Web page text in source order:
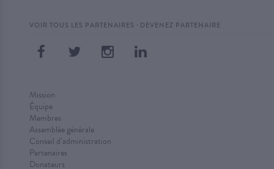
VOIR TOUS LES PARTENAIRES · DEVENEZ PARTENAIRE
Mission
Équipe
Membres
Assemblée générale
Conseil d’administration
Partenaires
Donateurs